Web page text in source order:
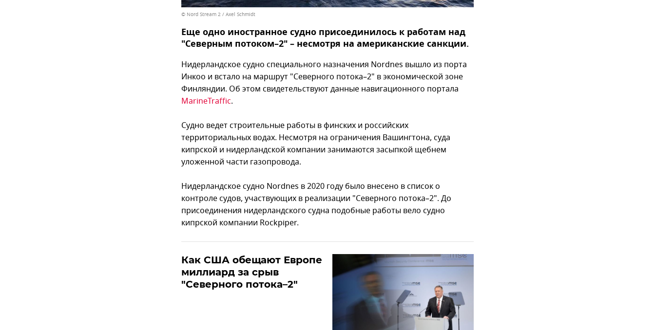
© Nord Stream 2 / Axel Schmidt
Еще одно иностранное судно присоединилось к работам над
"Северным потоком–2" – несмотря на американские санкции.
Нидерландское судно специального назначения Nordnes вышло из порта
Инкоо и встало на маршрут "Северного потока–2" в экономической зоне
Финляндии. Об этом свидетельствуют данные навигационного портала
MarineTraffic.
Судно ведет строительные работы в финских и российских
территориальных водах. Несмотря на ограничения Вашингтона, суда
кипрской и нидерландской компании занимаются засыпкой щебнем
уложенной части газопровода.
Нидерландское судно Nordnes в 2020 году было внесено в список о
контроле судов, участвующих в реализации "Северного потока–2". До
присоединения нидерландского судна подобные работы вело судно
кипрской компании Rockpiper.
Как США обещают Европе
миллиард за срыв
"Северного потока–2"